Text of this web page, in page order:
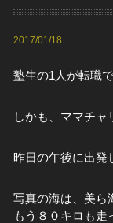
2017/01/18
塾生の1人が転職
しかも、ママチャ
昨日の午後に出発
写真の海は、美ら
もう８０キロも走